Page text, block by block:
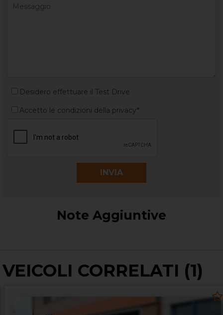
Desidero effettuare il Test Drive
Accetto le condizioni della privacy*
Note Aggiuntive
VEICOLI CORRELATI (1)